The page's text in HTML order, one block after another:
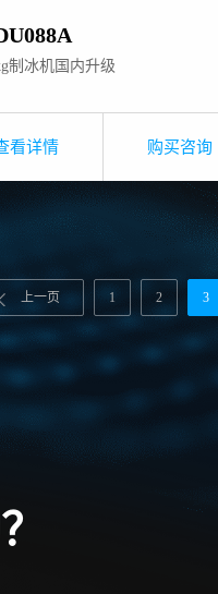
制冰机国内升级
看详情 购买咨询
上一页 1 2 3